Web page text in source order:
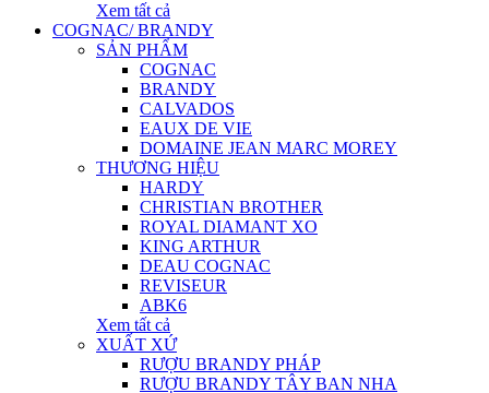
Xem tất cả
COGNAC/ BRANDY
SẢN PHẨM
COGNAC
BRANDY
CALVADOS
EAUX DE VIE
DOMAINE JEAN MARC MOREY
THƯƠNG HIỆU
HARDY
CHRISTIAN BROTHER
ROYAL DIAMANT XO
KING ARTHUR
DEAU COGNAC
REVISEUR
ABK6
Xem tất cả
XUẤT XỨ
RƯỢU BRANDY PHÁP
RƯỢU BRANDY TÂY BAN NHA